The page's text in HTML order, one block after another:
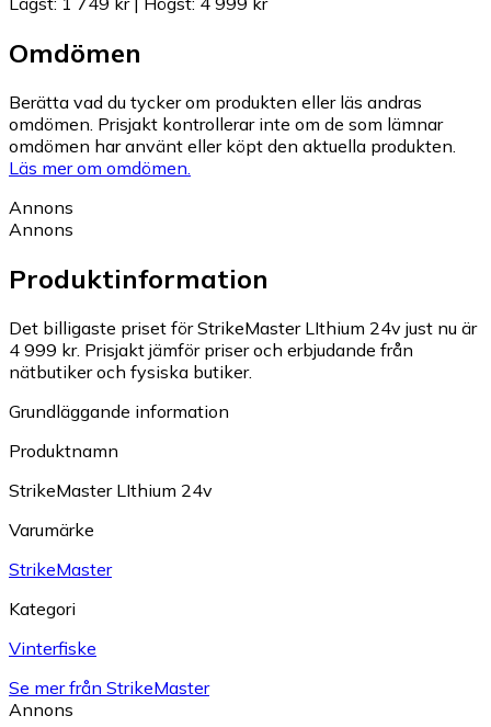
Omdömen
Berätta vad du tycker om produkten eller läs andras
omdömen. Prisjakt kontrollerar inte om de som lämnar
omdömen har använt eller köpt den aktuella produkten.
Läs mer om omdömen.
Annons
Annons
Produktinformation
Det billigaste priset för StrikeMaster LIthium 24v just nu är
4 999 kr. Prisjakt jämför priser och erbjudande från
nätbutiker och fysiska butiker.
Grundläggande information
Produktnamn
StrikeMaster LIthium 24v
Varumärke
StrikeMaster
Kategori
Vinterfiske
Se mer från StrikeMaster
Annons